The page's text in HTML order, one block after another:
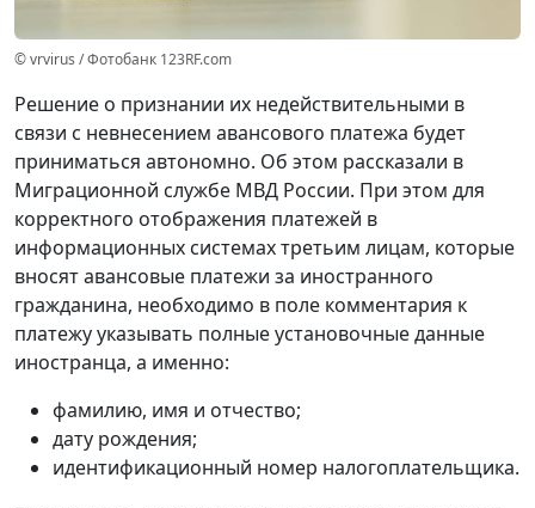
© vrvirus / Фотобанк 123RF.com
Решение о признании их недействительными в
связи с невнесением авансового платежа будет
приниматься автономно. Об этом рассказали в
Миграционной службе МВД России. При этом для
корректного отображения платежей в
информационных системах третьим лицам, которые
вносят авансовые платежи за иностранного
гражданина, необходимо в поле комментария к
платежу указывать полные установочные данные
иностранца, а именно:
фамилию, имя и отчество;
дату рождения;
идентификационный номер налогоплательщика.